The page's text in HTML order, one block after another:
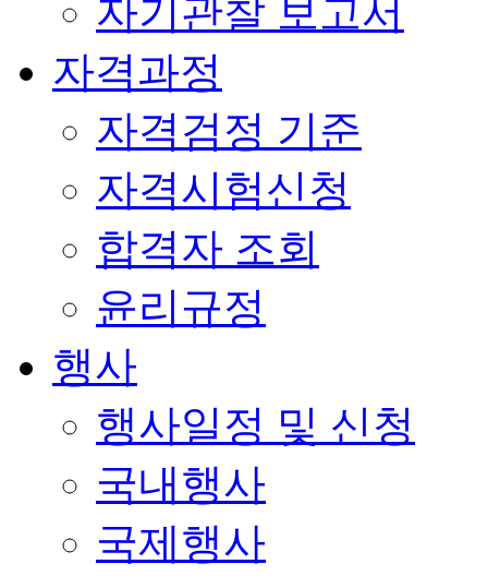
자기관찰 보고서
자격과정
자격검정 기준
자격시험신청
합격자 조회
윤리규정
행사
행사일정 및 신청
국내행사
국제행사